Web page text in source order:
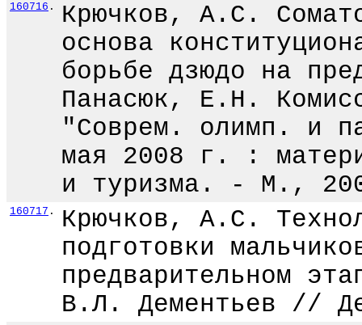
160716 .
Крючков, А.С.
основа
борьбе дзюдо на
Панасюк, Е.Н.
"Соврем. олимп. и
мая 2008 г. :
и туризма. - М.,
160717 .
Крючков, А.С.
подготовки
предварительном
В.Л. Дементьев //